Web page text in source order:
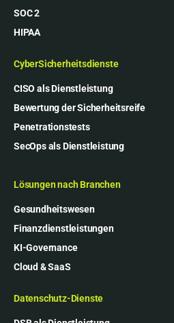
SOC 2
HIPAA
CyberSicherheitsdienste
CISO als Dienstleistung
Bewertung der Sicherheitsreife
Penetrationstests
SecOps als Dienstleistung
Lösungen nach Branchen
Gesundheitswesen
Finanzdienstleistungen
KI-Governance
Cloud & SaaS
Datenschutz-Dienste